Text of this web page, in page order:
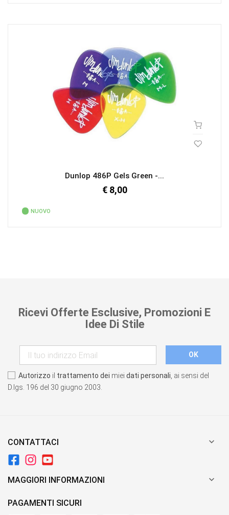
Dunlop 486P Gels Green -...
€ 8,00
NUOVO
Ricevi Offerte Esclusive, Promozioni E
Idee Di Stile
Autorizzo il trattamento dei miei dati personali , ai sensi del
D.lgs. 196 del 30 giugno 2003.
CONTATTACI 
MAGGIORI INFORMAZIONI 
PAGAMENTI SICURI